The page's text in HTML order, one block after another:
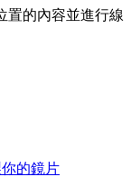
置的內容並進行線
的鏡片